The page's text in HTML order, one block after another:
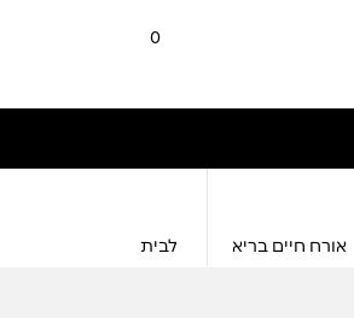
0
אורח חיים בריא לבית